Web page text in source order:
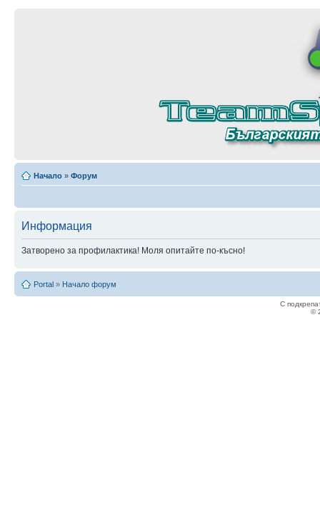
Начало » Форум
Информация
Затворено за профилактика! Моля опитайте по-късно!
Portal » Начало форум
С
©